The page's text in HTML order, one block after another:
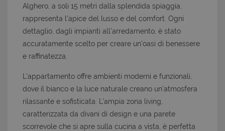
Alghero, a soli 15 metri dalla splendida spiaggia,
rappresenta l'apice del lusso e del comfort. Ogni
dettaglio, dagli impianti all'arredamento, è stato
accuratamente scelto per creare un'oasi di benessere
e raffinatezza.
L'appartamento offre ambienti moderni e funzionali,
dove il bianco e la luce naturale creano un'atmosfera
rilassante e sofisticata. L'ampia zona living,
caratterizzata da divani di design e una parete
scorrevole che si apre sulla cucina a vista, è perfetta